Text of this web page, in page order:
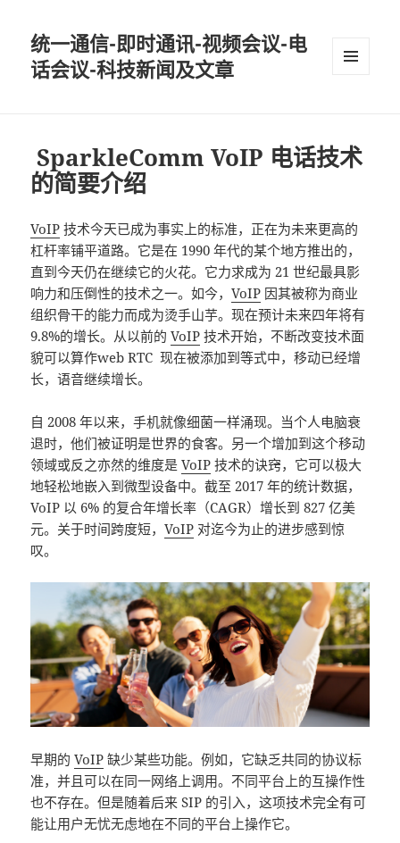
统一通信-即时通讯-视频会议-电
话会议-科技新闻及文章
SparkleComm VoIP 电话技术
的简要介绍
VoIP 技术今天已成为事实上的标准，正在为未来更高的
杠杆率铺平道路。它是在 1990 年代的某个地方推出的，
直到今天仍在继续它的火花。它力求成为 21 世纪最具影
响力和压倒性的技术之一。如今，VoIP 因其被称为商业
组织骨干的能力而成为烫手山芋。现在预计未来四年将有
9.8%的增长。从以前的VoIP 技术开始，不断改变技术面
貌可以算作web RTC 现在被添加到等式中，移动已经增
长，语音继续增长。
自 2008 年以来，手机就像细菌一样涌现。当个人电脑衰
退时，他们被证明是世界的食客。另一个增加到这个移动
领域或反之亦然的维度是VoIP 技术的诀窍，它可以极大
地轻松地嵌入到微型设备中。截至 2017 年的统计数据，
VoIP 以 6% 的复合年增长率（CAGR）增长到 827 亿美
元。关于时间跨度短，VoIP 对迄今为止的进步感到惊
叹。
早期的VoIP 缺少某些功能。例如，它缺乏共同的协议标
准，并且可以在同一网络上调用。不同平台上的互操作性
也不存在。但是随着后来 SIP 的引入，这项技术完全有可
能让用户无忧无虑地在不同的平台上操作它。